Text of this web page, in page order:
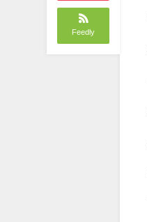
Feedly